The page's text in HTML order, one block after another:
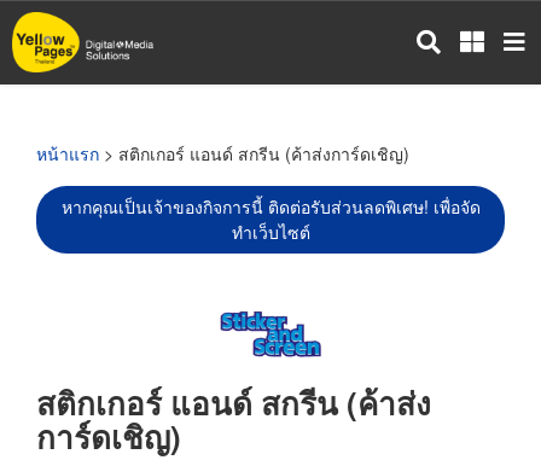
ข้าม
ไป
หน้าแรก > สติกเกอร์ แอนด์ สกรีน (ค้าส่งการ์ดเชิญ)
หากคุณเป็นเจ้าของกิจการนี้ ติดต่อรับส่วนลดพิเศษ! เพื่อจัด
ทำเว็บไซต์
สติกเกอร์ แอนด์ สกรีน (ค้าส่ง
การ์ดเชิญ)